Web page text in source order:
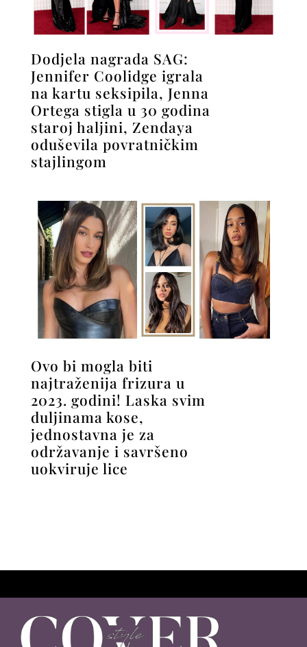
Dodjela nagrada SAG:
Jennifer Coolidge igrala
na kartu seksipila, Jenna
Ortega stigla u 30 godina
staroj haljini, Zendaya
oduševila povratničkim
stajlingom
Ovo bi mogla biti
najtraženija frizura u
2023. godini! Laska svim
duljinama kose,
jednostavna je za
održavanje i savršeno
uokviruje lice